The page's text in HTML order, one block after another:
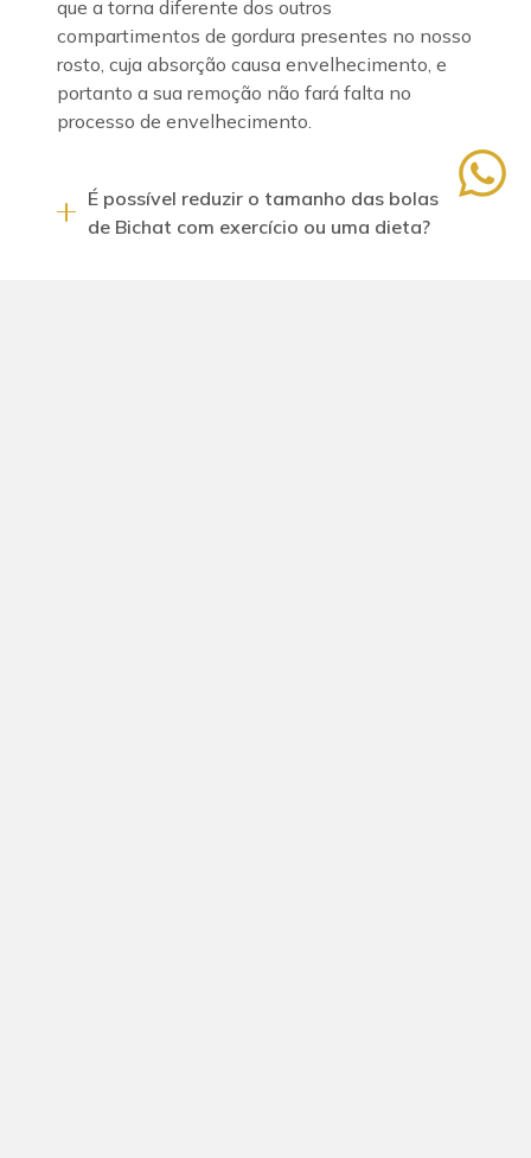
que a torna diferente dos outros
compartimentos de gordura presentes no nosso
rosto, cuja absorção causa envelhecimento, e
portanto a sua remoção não fará falta no
processo de envelhecimento.
É possível reduzir o tamanho das bolas
de Bichat com exercício ou uma dieta?
whatsapp